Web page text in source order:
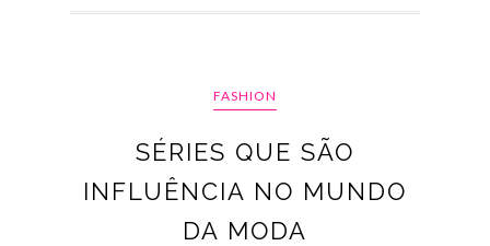
FASHION
SÉRIES QUE SÃO
INFLUÊNCIA NO MUNDO
DA MODA